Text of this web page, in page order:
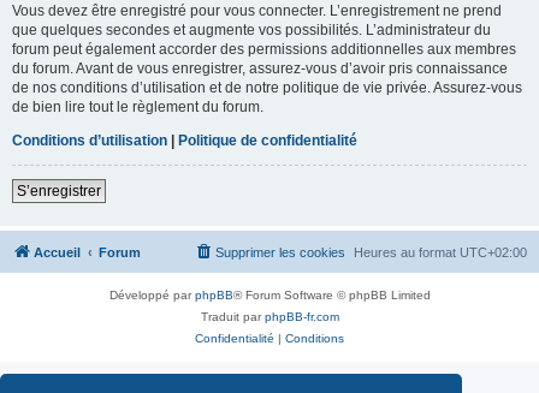
Vous devez être enregistré pour vous connecter. L’enregistrement ne prend
que quelques secondes et augmente vos possibilités. L’administrateur du
forum peut également accorder des permissions additionnelles aux membres
du forum. Avant de vous enregistrer, assurez-vous d’avoir pris connaissance
de nos conditions d’utilisation et de notre politique de vie privée. Assurez-vous
de bien lire tout le règlement du forum.
Conditions d’utilisation | Politique de confidentialité
S’enregistrer
Accueil Forum Heures au format UTC+02:00
Supprimer les cookies
Développé parphpBB® Forum Software © phpBB Limited
Traduit parphpBB-fr.com
Confidentialité | Conditions